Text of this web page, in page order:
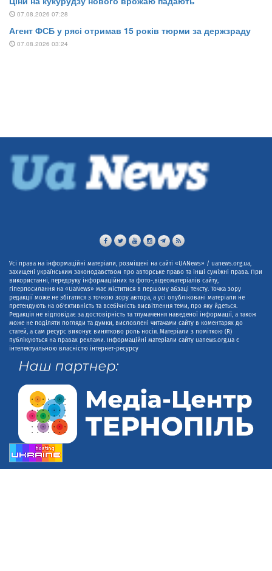
Усі права на інформаційні матеріали, розміщені на сайті «UANews» / uanews.org.ua,
захищені українським законодавством про авторське право та інші суміжні права. При
використанні, передруку інформаційних та фото-,відеоматеріалів сайту,
гіперпосилання на «UaNews» має міститися в першому абзаці тексту. Точка зору
редакції може не збігатися з точкою зору автора, а усі опубліковані матеріали не
претендують на об'єктивність та всебічність висвітлення теми, про яку йдеться.
Редакція не відповідає за достовірність та тлумачення наведеної інформації, а також
може не поділяти погляди та думки, висловлені читачами сайту в коментарях до
статей, а сам ресурс виконує винятково роль носія. Матеріали з поміткою (R)
публікуються на правах реклами. Інформаційні матеріали сайту uanews.org.ua є
інтелектуальною власністю інтернет-ресурсу